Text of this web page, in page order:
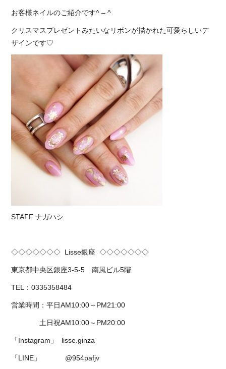
お客様ネイルのご紹介です^ – ^
クリスマスプレゼントみたいなリボンが描かれた可愛らしいデ
ザインです♡
STAFF ナガハシ
◇◇◇◇◇◇◇ Lisse銀座 ◇◇◇◇◇◇◇
東京都中央区銀座3-5-5南風ビル5階
TEL ： 0335358484
営業時間：平日AM10:00～ PM21:00
土日祝AM10:00～ PM20:00
「Instagram 」 lisse.ginza
「LINE」 @954pafjv